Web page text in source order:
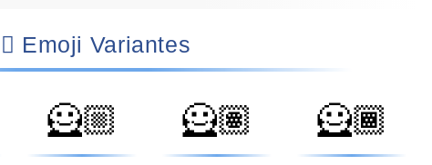
🦸🏽‍♂️ Emoji Variantes
🦸🏼 🦸🏽 🦸🏾